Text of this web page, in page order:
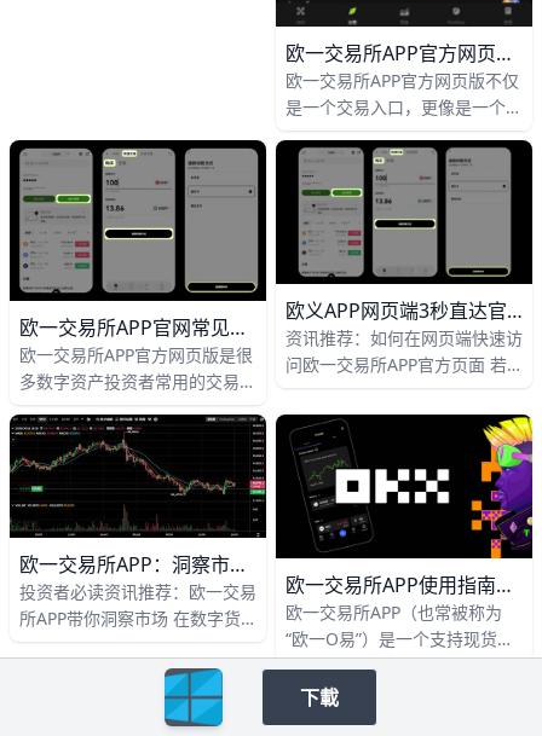
欧一交易所APP官方网页版指南
欧一交易所APP官方网页版不仅
是一个交易入口，更像是一个把
起的工具。根据官方帮助与学习
内容，用户可以先在网页版完成
注册、身份认证、资产管理和基
础交易，再在APP里查看实时提
醒和快速下单，这样更适合把
理。
欧一交易所APP官网常见问题与解答
欧一交易所APP官方网页版是很
多数字资产投资者常用的交易工
登录，方便用户在网上看行情、
做买卖、查资金。比如，你可以
用手机在通勤路上快速下单，也
可以用电脑在网页版查看更详细
的K线图和交易数据，这样两种
方式互相配合，使用起来更灵
活。
欧义APP网页端3秒直达官方下载！避坑指南
资讯推荐：如何在网页端快速访
问欧一交易所APP官方页面 若
所APP的官方页面，下面这几种
方式最直接、最稳妥。 官方下
载入口直达
欧一交易所APP：洞察市场暴涨机密！
投资者必读资讯推荐：欧一交易
所APP带你洞察市场 在数字货
特币价格可能在几小时内涨跌
5%以上，欧一交易所APP能帮
你实时抓住这些机会。 这个
欧一交易所APP使用指南与每日资讯推荐
欧一交易所APP（也常被称为
“欧一O易”）是一个支持现货、
合约、期权、理财等多种功能的
数字资产交易平台，可以帮助用
户在手机上完成买卖、行情分析
下載